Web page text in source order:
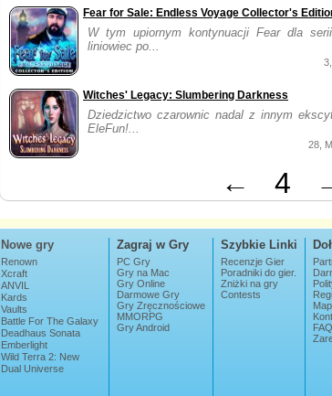
Fear for Sale: Endless Voyage Collector's
W tym upiornym kontynuacji Fear dla
liniowiec po...
Witches' Legacy: Slumbering Darkness
Dziedzictwo czarownic nadal z innym
EleFun!...
28,
← 4
Nowe gry
Renown
Xcraft
ANVIL
Kards
Vaults
Battle For The Galaxy
Deadhaus Sonata
Emberlight
Wild Terra 2: New
Lands
Dual Universe
Zagraj w Gry
PC Gry
Gry na Mac
Gry Online
Darmowe Gry
Gry Zręcznościowe
MMORPG
Gry Android
Szybkie Linki
Recenzje Gier
Poradniki do gier.
Zniżki na gry
Contests
FAQ